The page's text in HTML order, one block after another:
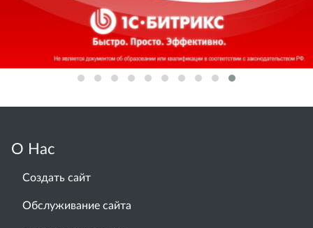
О Нас
Создать сайт
Обслуживание сайта